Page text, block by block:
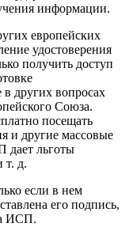
информации.
европейских
удостоверения
получить доступ
в других вопросах
Союза.
посещать
и другие массовые
дает льготы
т. д.
если в нем
его подпись,
ИСП.